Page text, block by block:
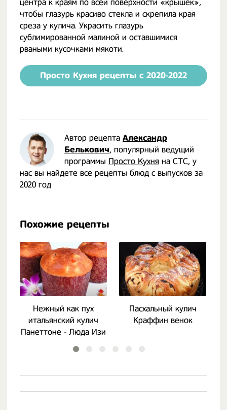
центра к краям по всей поверхности «крышек»,
чтобы глазурь красиво стекла и скрепила края
среза у кулича. Украсить глазурь
сублимированной малиной и оставшимися
рваными кусочками мякоти.
Просто Кухня рецепты с 2020-2022
Автор рецепта Александр
Белькович, популярный ведущий
программы Просто Кухня на СТС, у
нас вы найдете все рецепты блюд с выпусков за
2020 год
Похожие рецепты
Нежный как пух
итальянский кулич
Панеттоне - Люда Изи
Пасхальный кулич
Краффин венок